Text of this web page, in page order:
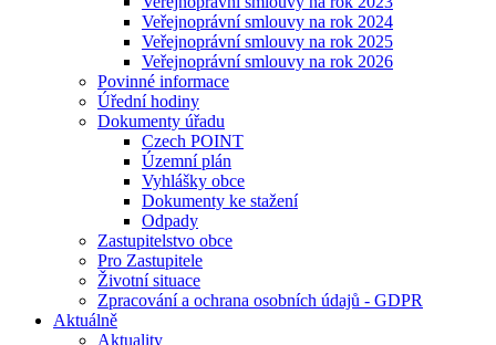
Veřejnoprávní smlouvy na rok 2024
Veřejnoprávní smlouvy na rok 2025
Veřejnoprávní smlouvy na rok 2026
Povinné informace
Úřední hodiny
Dokumenty úřadu
Czech POINT
Územní plán
Vyhlášky obce
Dokumenty ke stažení
Odpady
Zastupitelstvo obce
Pro Zastupitele
Životní situace
Zpracování a ochrana osobních údajů - GDPR
Aktuálně
Aktuality